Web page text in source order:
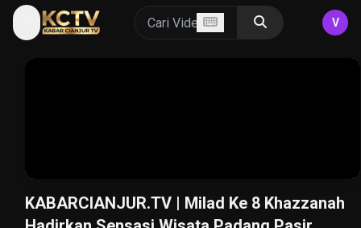
V
KABARCIANJUR.TV | Milad Ke 8 Khazzanah